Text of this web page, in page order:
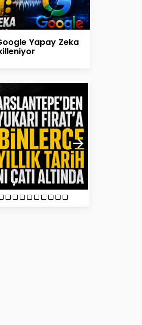
Yapay Zeka